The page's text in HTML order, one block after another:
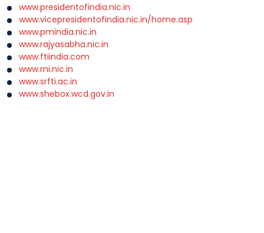
www.presidentofindia.nic.in
www.vicepresidentofindia.nic.in/home.asp
www.pmindia.nic.in
www.rajyasabha.nic.in
www.ftiindia.com
www.rni.nic.in
www.srfti.ac.in
www.shebox.wcd.gov.in